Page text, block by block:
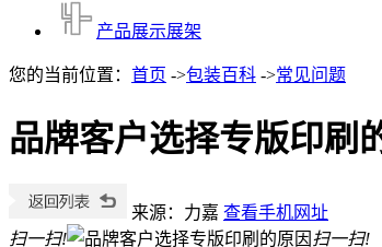
产品展示展架
您的当前位置： 首页 ->包装百科 ->常见问题
品牌客户选择专版印刷
来源：力嘉 查看手机网址
扫一扫!
扫一扫!